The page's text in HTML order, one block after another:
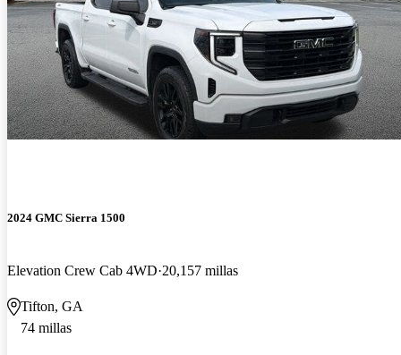
2024 GMC Sierra 1500
Elevation Crew Cab 4WD 20,157 millas
Tifton, GA
74 millas